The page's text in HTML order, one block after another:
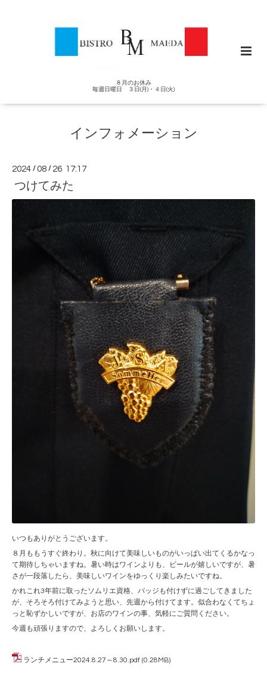
８月のお休み
毎週日曜日 ３日(月)・４日(火)
インフォメーション
2024 /08 / 26 17:17
つけてみた
いつもありがとうございます。
８月ももうすぐ終わり。秋に向けて美味しいものがいっぱい出てくるかなっ
て期待しちゃいますね。暑い時はワインよりも、ビールが嬉しいですが、暑
さが一段落したら、美味しいワインをゆっくり楽しみたいですね。
かれこれ3年前に取ったソムリエ資格、バッジも付けずに過ごしてきました
が、そろそろ付けてみようと思い、先週から付けてます。似合わなくてちょ
っと恥ずかしいですが、お店のワインの事、気軽にご質問ください。
今週も頑張りますので、よろしくお願いします。
ランチメニュー2024.8.27～8.30.pdf (0.28MB)